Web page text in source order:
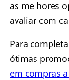
as melhores
avaliar com
Para
ótimas
em compras